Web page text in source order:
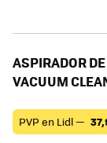
ASPIRADOR
VACUUM
PVP en Lidl —